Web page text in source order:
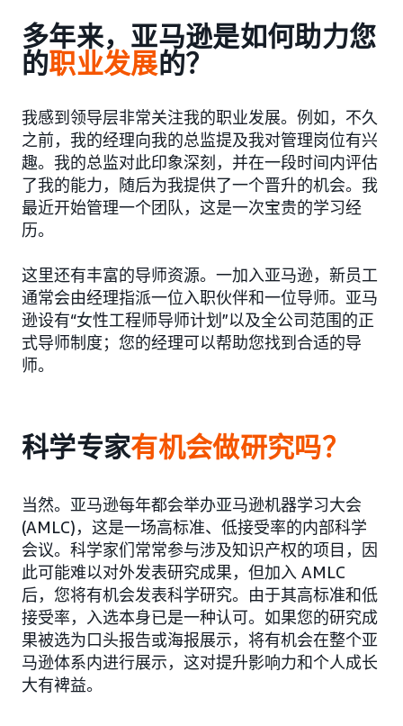
多年来，亚马逊是如何助力您
的职业发展的？
我感到领导层非常关注我的职业发展。例如，不久
之前，我的经理向我的总监提及我对管理岗位有兴
趣。我的总监对此印象深刻，并在一段时间内评估
了我的能力，随后为我提供了一个晋升的机会。我
最近开始管理一个团队，这是一次宝贵的学习经
历。
这里还有丰富的导师资源。一加入亚马逊，新员工
通常会由经理指派一位入职伙伴和一位导师。亚马
逊设有“女性工程师导师计划”以及全公司范围的正
式导师制度；您的经理可以帮助您找到合适的导
师。
科学专家有机会做研究吗？
当然。亚马逊每年都会举办亚马逊机器学习大会
(AMLC)，这是一场高标准、低接受率的内部科学
会议。科学家们常常参与涉及知识产权的项目，因
此可能难以对外发表研究成果，但加入 AMLC
后，您将有机会发表科学研究。由于其高标准和低
接受率，入选本身已是一种认可。如果您的研究成
果被选为口头报告或海报展示，将有机会在整个亚
马逊体系内进行展示，这对提升影响力和个人成长
大有裨益。